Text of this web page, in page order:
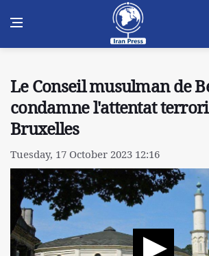
Le Conseil musulman de
condamne l'attentat
Bruxelles
Tuesday, 17 October 2023 12:16